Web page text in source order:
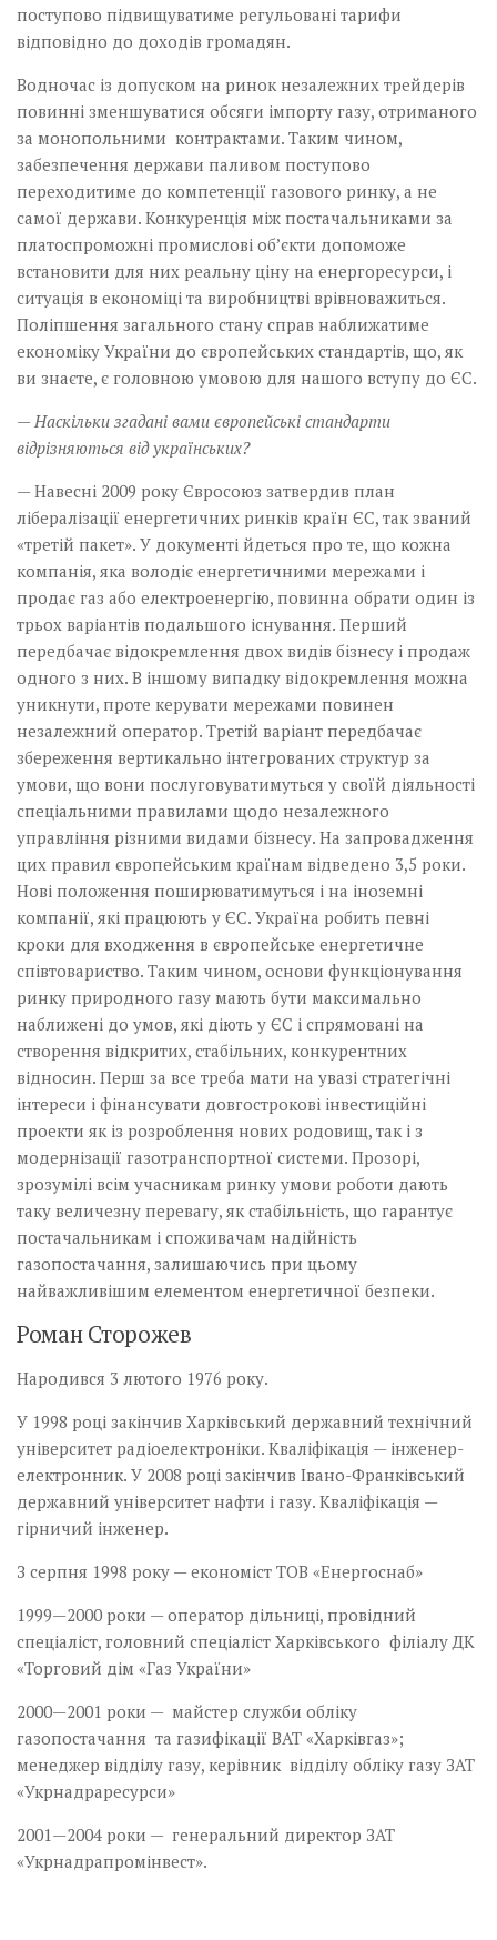
поступово підвищуватиме регульовані тарифи
відповідно до доходів громадян.
Водночас із допуском на ринок незалежних трейдерів
повинні зменшуватися обсяги імпорту газу, отриманого
за монопольними контрактами. Таким чином,
забезпечення держави паливом поступово
переходитиме до компетенції газового ринку, а не
самої держави. Конкуренція між постачальниками за
платоспроможні промислові об’єкти допоможе
встановити для них реальну ціну на енергоресурси, і
ситуація в економіці та виробництві врівноважиться.
Поліпшення загального стану справ наближатиме
економіку України до європейських стандартів, що, як
ви знаєте, є головною умовою для нашого вступу до ЄС.
— Наскільки згадані вами європейські стандарти
відрізняються від українських?
— Навесні 2009 року Євросоюз затвердив план
лібералізації енергетичних ринків країн ЄС, так званий
«третій пакет». У документі йдеться про те, що кожна
компанія, яка володіє енергетичними мережами і
продає газ або електроенергію, повинна обрати один із
трьох варіантів подальшого існування. Перший
передбачає відокремлення двох видів бізнесу і продаж
одного з них. В іншому випадку відокремлення можна
уникнути, проте керувати мережами повинен
незалежний оператор. Третій варіант передбачає
збереження вертикально інтегрованих структур за
умови, що вони послуговуватимуться у своїй діяльності
спеціальними правилами щодо незалежного
управління різними видами бізнесу. На запровадження
цих правил європейським країнам відведено 3,5 роки.
Нові положення поширюватимуться і на іноземні
компанії, які працюють у ЄС. Україна робить певні
кроки для входження в європейське енергетичне
співтовариство. Таким чином, основи функціонування
ринку природного газу мають бути максимально
наближені до умов, які діють у ЄС і спрямовані на
створення відкритих, стабільних, конкурентних
відносин. Перш за все треба мати на увазі стратегічні
інтереси і фінансувати довгострокові інвестиційні
проекти як із розроблення нових родовищ, так і з
модернізації газотранспортної системи. Прозорі,
зрозумілі всім учасникам ринку умови роботи дають
таку величезну перевагу, як стабільність, що гарантує
постачальникам і споживачам надійність
газопостачання, залишаючись при цьому
найважливішим елементом енергетичної безпеки.
Роман Сторожев
Народився 3 лютого 1976 року.
У 1998 році закінчив Харківський державний технічний
університет радіоелектроніки. Кваліфікація — інженер-
електронник. У 2008 році закінчив Івано-Франківський
державний університет нафти і газу. Кваліфікація —
гірничий інженер.
З серпня 1998 року — економіст ТОВ «Енергоснаб»
1999—2000 роки — оператор дільниці, провідний
спеціаліст, головний спеціаліст Харківського філіалу ДК
«Торговий дім «Газ України»
2000—2001 роки — майстер служби обліку
газопостачання та газифікації ВАТ «Харківгаз»;
менеджер відділу газу, керівник відділу обліку газу ЗАТ
«Укрнадраресурси»
2001—2004 роки — генеральний директор ЗАТ
«Укрнадрапромінвест».